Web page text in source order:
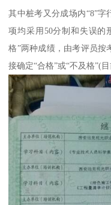
其中桩考又分成场内“8”字
项均采用50分制和失误的
格”两种成绩，由考评员按
接确定“合格”或“不及格”(目